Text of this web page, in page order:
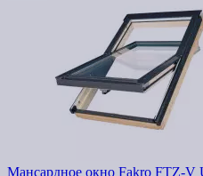
Мансардное окно Fakro FTZ-V